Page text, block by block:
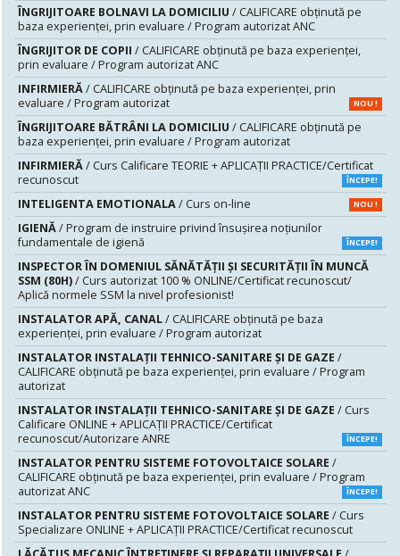
ÎNGRIJITOARE BOLNAVI LA DOMICILIU / CALIFICARE obținută pe
baza experienței, prin evaluare / Program autorizat ANC
ÎNGRIJITOR DE COPII / CALIFICARE obținută pe baza experienței,
prin evaluare / Program autorizat ANC
INFIRMIERĂ/ CALIFICARE obținută pe baza experienței, prin
evaluare / Program autorizat
NOU !
ÎNGRIJITOARE BĂTRÂNI LA DOMICILIU / CALIFICARE obținută pe
baza experienței, prin evaluare / Program autorizat
INFIRMIERĂ/ Curs Calificare TEORIE + APLICAȚII PRACTICE/Certificat
recunoscut
ÎNCEPE!
INTELIGENTA EMOTIONALA/ Curs on-line NOU !
IGIENĂ/ Program de instruire privind însuşirea noţiunilor
fundamentale de igienă
ÎNCEPE!
INSPECTOR ÎN DOMENIUL SĂNĂTĂŢII ŞI SECURITĂŢII ÎN MUNCĂ
SSM (80H)/ Curs autorizat 100 % ONLINE/Certificat recunoscut/
Aplică normele SSM la nivel profesionist!
INSTALATOR APĂ, CANAL/ CALIFICARE obținută pe baza
experienței, prin evaluare / Program autorizat
INSTALATOR INSTALAȚII TEHNICO-SANITARE ȘI DE GAZE /
CALIFICARE obținută pe baza experienței, prin evaluare / Program
autorizat
INSTALATOR INSTALAŢII TEHNICO-SANITARE ŞI DE GAZE / Curs
Calificare ONLINE + APLICAȚII PRACTICE/Certificat
recunoscut/Autorizare ANRE
ÎNCEPE!
INSTALATOR PENTRU SISTEME FOTOVOLTAICE SOLARE /
CALIFICARE obținută pe baza experienței, prin evaluare / Program
autorizat ANC
ÎNCEPE!
INSTALATOR PENTRU SISTEME FOTOVOLTAICE SOLARE / Curs
Specializare ONLINE + APLICAȚII PRACTICE/Certificat recunoscut